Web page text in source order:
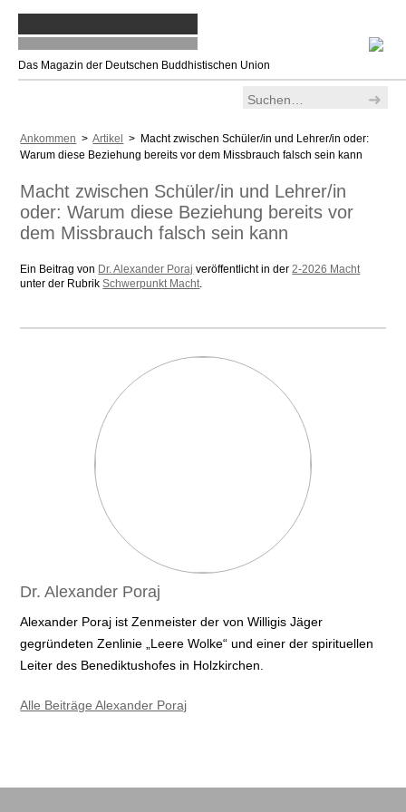
Das Magazin der Deutschen Buddhistischen Union
Ankommen >Artikel > Macht zwischen Schüler/in und Lehrer/in oder:
Warum diese Beziehung bereits vor dem Missbrauch falsch sein kann
Macht zwischen Schüler/in und Lehrer/in
oder: Warum diese Beziehung bereits vor
dem Missbrauch falsch sein kann
Ein Beitrag von Dr. Alexander Poraj veröffentlicht in der 2-2026 Macht
unter der RubrikSchwerpunkt Macht
Dr. Alexander Poraj
Alexander Poraj ist Zenmeister der von Willigis Jäger
gegründeten Zenlinie „Leere Wolke“ und einer der spirituellen
Leiter des Benediktushofes in Holzkirchen.
Alle Beiträge Alexander Poraj